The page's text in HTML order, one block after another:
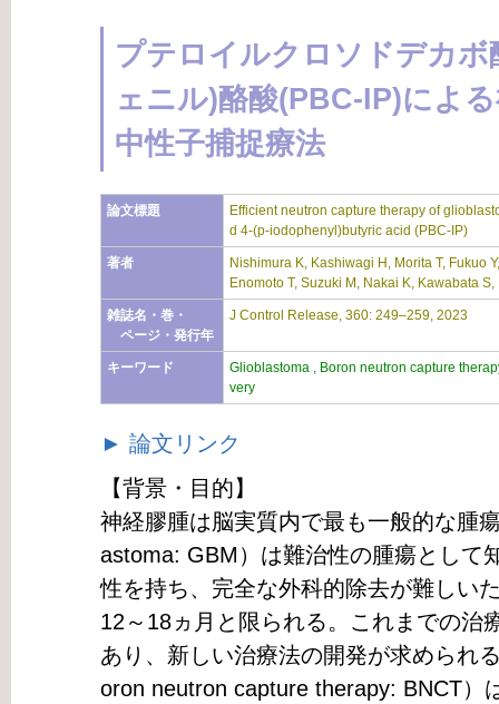
プテロイルクロソドデカ
ェニル)酪酸(PBC-IP)によ
中性子捕捉療法
論文標題
Efficient neutron capture therapy of
d 4-(p-iodophenyl)butyric acid (PBC-IP)
著者
Nishimura K, Kashiwagi H, Morita T, Fukuo
Enomoto T, Suzuki M, Nakai K, Kawabata
雑誌名・巻・
ページ・発行年
J Control Release, 360: 249–259, 2023
キーワード
Glioblastoma , Boron neutron capture
very
► 論文リンク
【背景・目的】
神経膠腫は脳実質内で最も一般的な腫
astoma: GBM）は難治性の腫瘍として
性を持ち、完全な外科的除去が難しい
12～18ヵ月と限られる。これまでの治
あり、新しい治療法の開発が求められ
oron neutron capture therapy: BNCT）